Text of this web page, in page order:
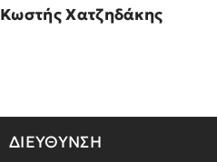
Κωστής Χατζηδάκης
ΔΙΕΥΘΥΝΣΗ